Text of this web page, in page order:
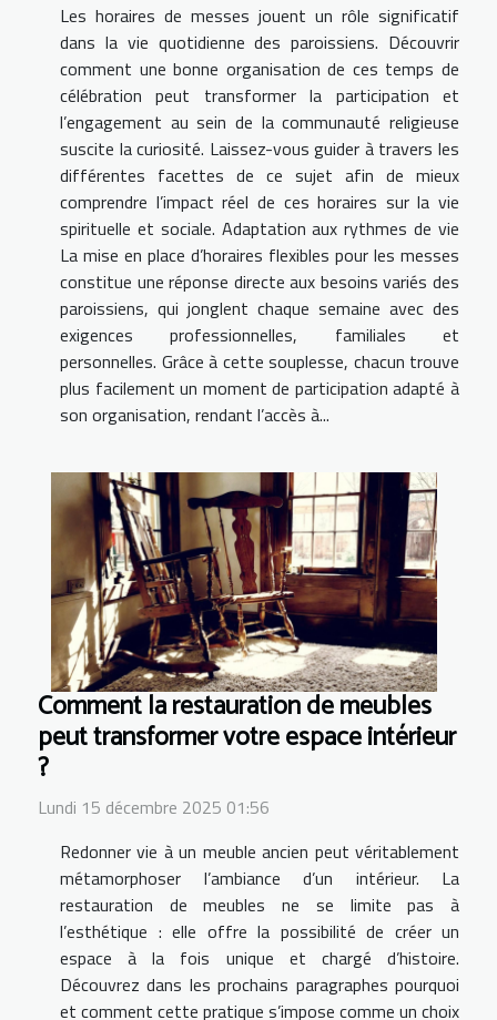
Les horaires de messes jouent un rôle significatif
dans la vie quotidienne des paroissiens. Découvrir
comment une bonne organisation de ces temps de
célébration peut transformer la participation et
l’engagement au sein de la communauté religieuse
suscite la curiosité. Laissez-vous guider à travers les
différentes facettes de ce sujet afin de mieux
comprendre l’impact réel de ces horaires sur la vie
spirituelle et sociale. Adaptation aux rythmes de vie
La mise en place d’horaires flexibles pour les messes
constitue une réponse directe aux besoins variés des
paroissiens, qui jonglent chaque semaine avec des
exigences professionnelles, familiales et
personnelles. Grâce à cette souplesse, chacun trouve
plus facilement un moment de participation adapté à
son organisation, rendant l’accès à...
Comment la restauration de meubles
peut transformer votre espace intérieur
?
Lundi 15 décembre 2025 01:56
Redonner vie à un meuble ancien peut véritablement
métamorphoser l’ambiance d’un intérieur. La
restauration de meubles ne se limite pas à
l’esthétique : elle offre la possibilité de créer un
espace à la fois unique et chargé d’histoire.
Découvrez dans les prochains paragraphes pourquoi
et comment cette pratique s’impose comme un choix